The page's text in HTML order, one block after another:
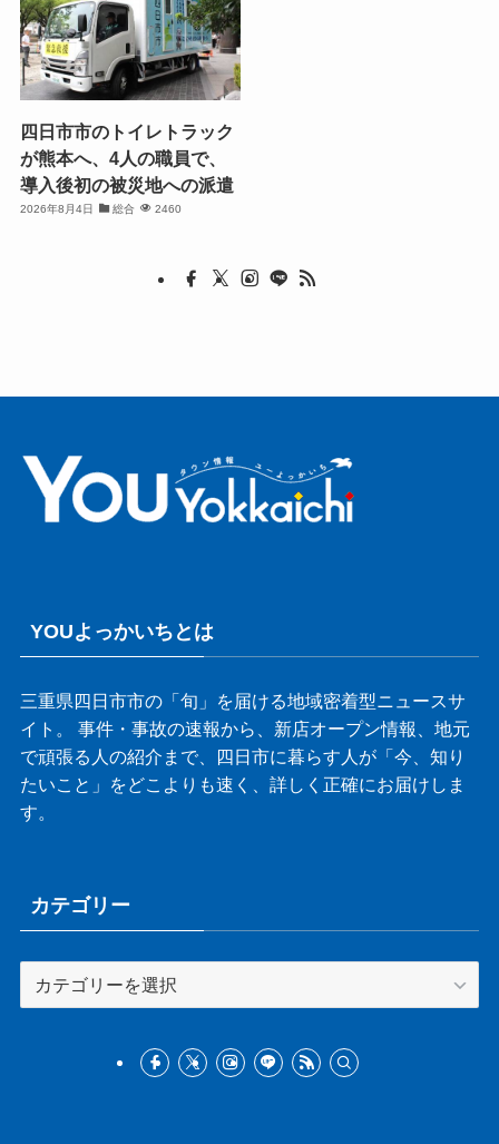
四日市市のトイレトラック
が熊本へ、4人の職員で、
導入後初の被災地への派遣
2026年8月4日 総合 2460
YOUよっかいちとは
三重県四日市市の「旬」を届ける地域密着型ニュースサ
イト。 事件・事故の速報から、新店オープン情報、地元
で頑張る人の紹介まで、四日市に暮らす人が「今、知り
たいこと」をどこよりも速く、詳しく正確にお届けしま
す。
カテゴリー
テ